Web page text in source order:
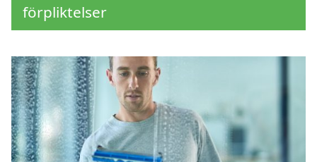
förpliktelser